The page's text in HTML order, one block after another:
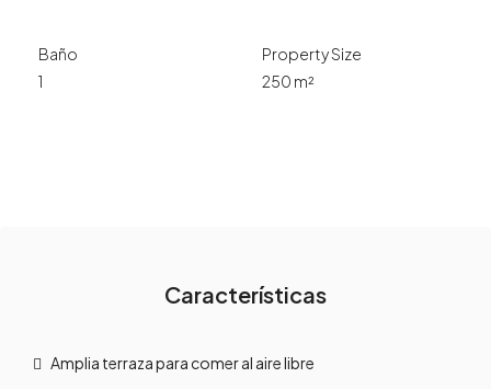
Baño
1
Property Size
250 m²
Características
Amplia terraza para comer al aire libre